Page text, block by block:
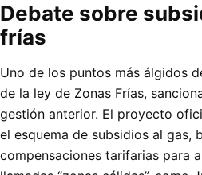
Debate sobre
frías
Uno de los puntos más álgidos
de la ley de Zonas Frías,
gestión anterior. El proyecto
el esquema de subsidios al gas,
compensaciones tarifarias para